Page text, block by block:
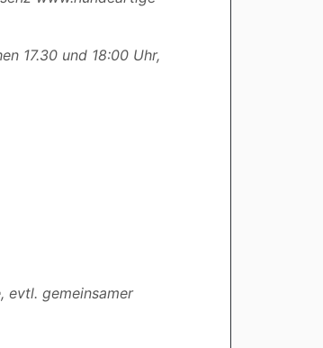
17.30 und 18:00 Uhr,
evtl. gemeinsamer